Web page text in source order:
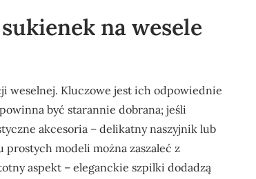
na wesele
weselnej. Kluczowe jest ich odpowiednie
być starannie dobrana; jeśli
akcesoria – delikatny naszyjnik lub
modeli można zaszaleć z
aspekt – eleganckie szpilki dodadzą